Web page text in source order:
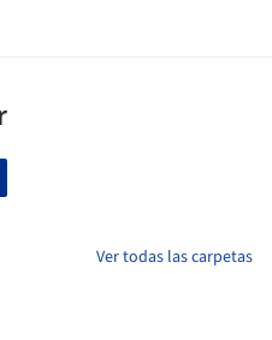
Ver todas las carpetas